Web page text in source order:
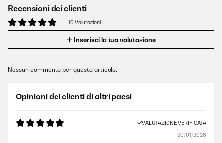
Recensioni dei clienti
10 Valutazioni
Inserisci la tua valutazione
Nessun commento per questo articolo.
Opinioni dei clienti di altri paesi
VALUTAZIONE VERIFICATA
30/01/2026